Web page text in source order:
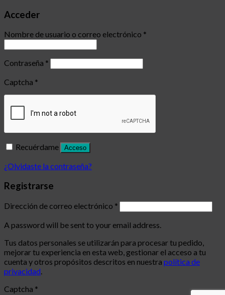
Acceder
Nombre de usuario o correo electrónico *
Contraseña *
Captcha *
Recuérdame Acceso
¿Olvidaste la contraseña?
Registrarse
Dirección de correo electrónico *
A password will be sent to your email address.
Tus datos personales se utilizarán para procesar tu pedido,
mejorar tu experiencia en esta web, gestionar el acceso a tu
cuenta y otros propósitos descritos en nuestra política de
privacidad
Captcha *